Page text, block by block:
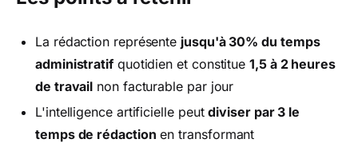
La rédaction représente jusqu'à 30% du temps
administratifquotidien et constitue1,5 à 2 heures
de travail non facturable par jour
L'intelligence artificielle peutdiviser par 3 le
temps de rédaction en transformant